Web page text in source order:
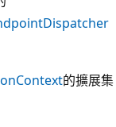
的擴展集